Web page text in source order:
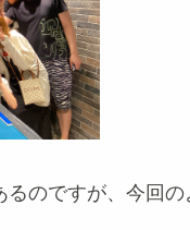
るのですが、今回